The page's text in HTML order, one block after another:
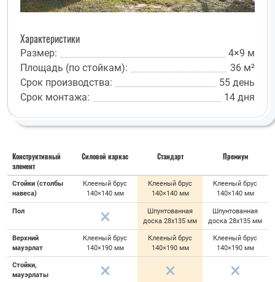
Характеристики
Размер:
4×9 м
Площадь (по стойкам):
36 м²
Срок производства:
55 день
Срок монтажа:
14 дня
Конструктивный
элемент
Силовой каркас Стандарт Премиум
Стойки (столбы
навеса)
Клееный брус
140×140 мм
Клееный брус
140×140 мм
Клееный брус
140×140 мм
Пол
Шпунтованная
доска 28х135 мм
Шпунтованная
доска 28х135 мм
Верхний
мауэрлат
Клееный брус
140×190 мм
Клееный брус
140×190 мм
Клееный брус
140×190 мм
Стойки,
мауэрлаты